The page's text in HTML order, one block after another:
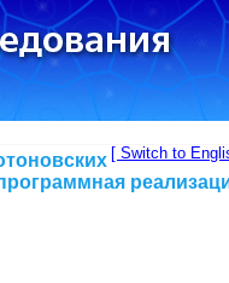
[ Switch to